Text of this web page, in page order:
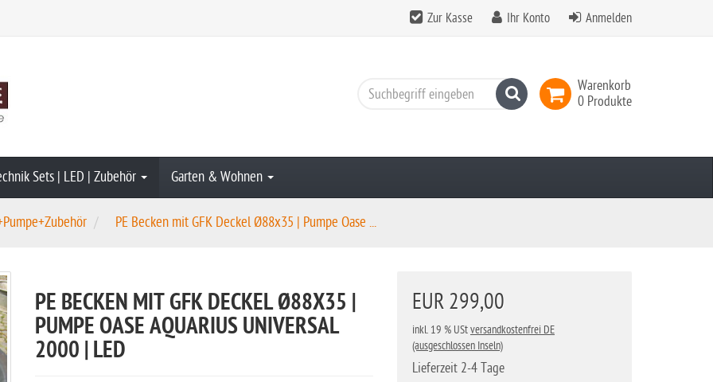
Zur Kasse Ihr Konto Anmelden
Warenkorb
0 Produkte
Suchen
Sets | LED | Zubehör Garten & Wohnen
PE Becken mit GFK Deckel Ø88x35 | Pumpe Oase ...
EUR 299,00
inkl. 19 % UStversandkostenfrei DE
(ausgeschlossen Inseln)
Lieferzeit 2-4 Tage
PE BECKEN MIT GFK DECKEL Ø88X35 |
PUMPE OASE AQUARIUS UNIVERSAL
2000 | LED